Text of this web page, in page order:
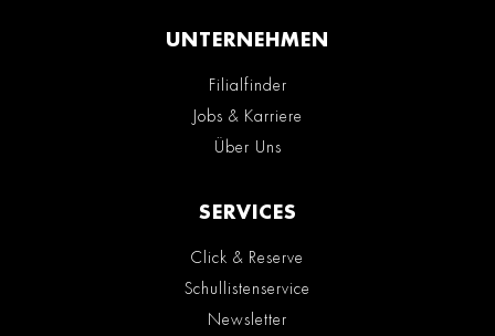
UNTERNEHMEN
Filialfinder
Jobs & Karriere
Über Uns
SERVICES
Click & Reserve
Schullistenservice
Newsletter